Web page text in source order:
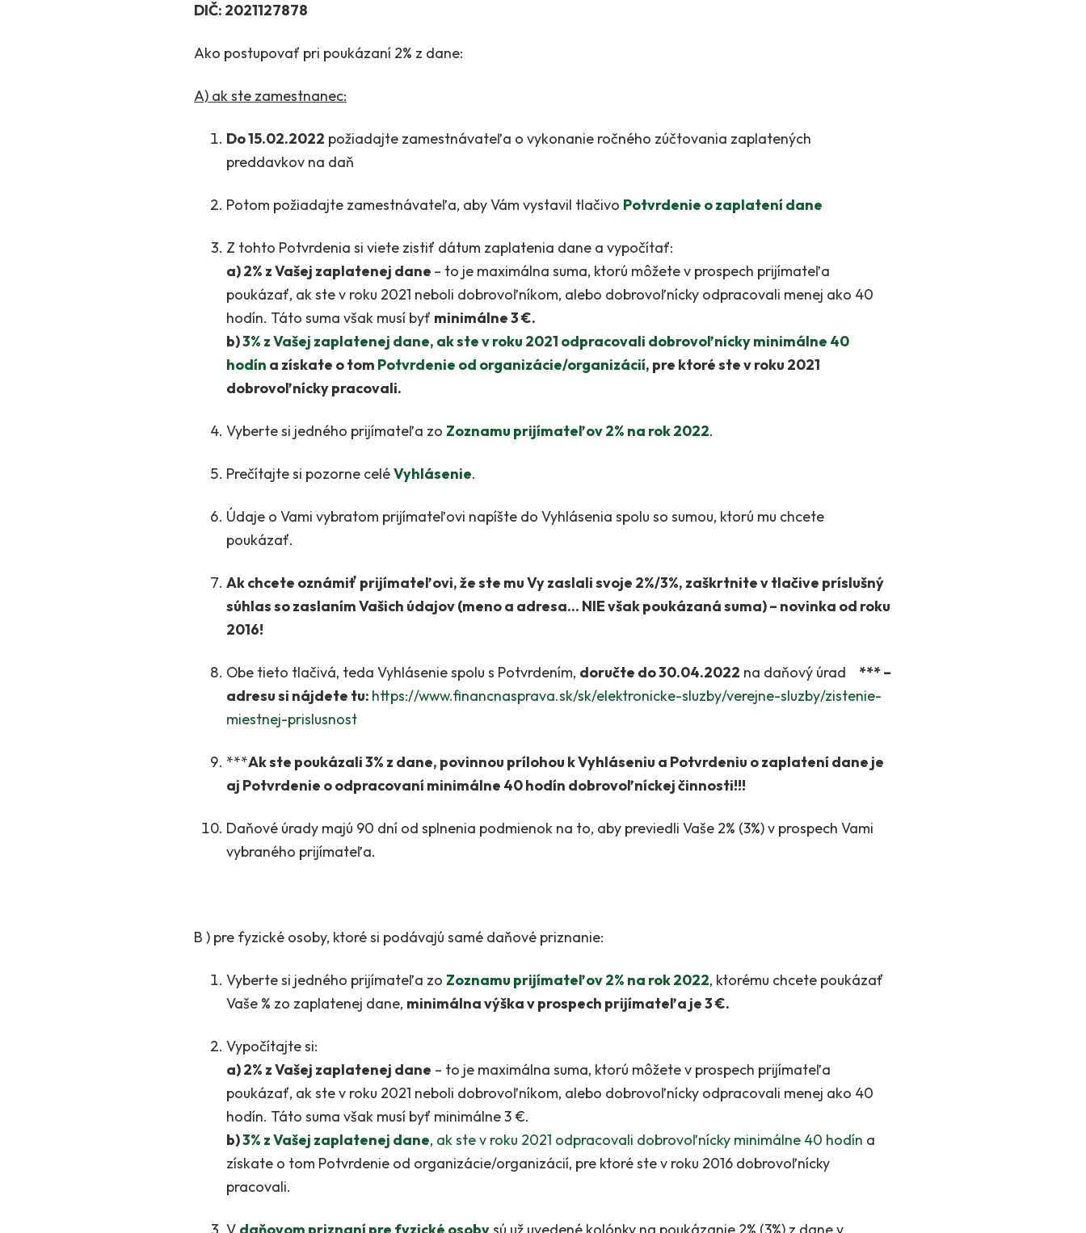
DIČ: 2021127878
Ako postupovať pri poukázaní 2% z dane:
A) ak ste zamestnanec:
Do 15.02.2022 požiadajte zamestnávateľa o vykonanie ročného zúčtovania zaplatených
preddavkov na daň
Potom požiadajte zamestnávateľa, aby Vám vystavil tlačivo Potvrdenie o zaplatení dane
Z tohto Potvrdenia si viete zistiť dátum zaplatenia dane a vypočítať:
a) 2% z Vašej zaplatenej dane – to je maximálna suma, ktorú môžete v prospech prijímateľa
poukázať, ak ste v roku 2021 neboli dobrovoľníkom, alebo dobrovoľnícky odpracovali menej ako 40
hodín. Táto suma však musí byť minimálne 3 €.
b)3% z Vašej zaplatenej dane, ak ste v roku 2021 odpracovali dobrovoľnícky minimálne 40
hodín a získate o tom Potvrdenie od organizácie/organizácií, pre ktoré ste v roku 2021
dobrovoľnícky pracovali.
Vyberte si jedného prijímateľa zo Zoznamu prijímateľov 2% na rok2022.
Prečítajte si pozorne celéVyhlásenie.
Údaje o Vami vybratom prijímateľovi napíšte do Vyhlásenia spolu so sumou, ktorú mu chcete
poukázať.
Ak chcete oznámiť prijímateľovi, že ste mu Vy zaslali svoje 2%/3%, zaškrtnite v tlačive príslušný
súhlas so zaslaním Vašich údajov (meno a adresa… NIE však poukázaná suma) – novinka od roku
2016!
Obe tieto tlačivá, teda Vyhlásenie spolu s Potvrdením, doručte do 30.04.2022 na daňový úrad *** –
adresu si nájdete tu: https://www.financnasprava.sk/sk/elektronicke-sluzby/verejne-sluzby/zistenie-
miestnej-prislusnost
***Ak ste poukázali 3% z dane, povinnou prílohou k Vyhláseniu a Potvrdeniu o zaplatení dane je
aj Potvrdenie o odpracovaní minimálne 40 hodín dobrovoľníckej činnosti!!!
Daňové úrady majú 90 dní od splnenia podmienok na to, aby previedli Vaše 2% (3%) v prospech Vami
vybraného prijímateľa.
B ) pre fyzické osoby, ktoré si podávajú samé daňové priznanie:
Vyberte si jedného prijímateľa zo Zoznamu prijímateľov 2% na rok2022, ktorému chcete poukázať
Vaše % zo zaplatenej dane, minimálna výška v prospech prijímateľa je 3 €.
Vypočítajte si:
a) 2% z Vašej zaplatenej dane – to je maximálna suma, ktorú môžete v prospech prijímateľa
poukázať, ak ste v roku 2021 neboli dobrovoľníkom, alebo dobrovoľnícky odpracovali menej ako 40
hodín. Táto suma však musí byť minimálne 3 €.
b)3% z Vašej zaplatenej dane, ak ste v roku 2021 odpracovali dobrovoľnícky minimálne 40 hodín a
získate o tom Potvrdenie od organizácie/organizácií, pre ktoré ste v roku 2016 dobrovoľnícky
pracovali.